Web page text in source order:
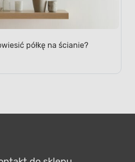
półkę na ścianie?